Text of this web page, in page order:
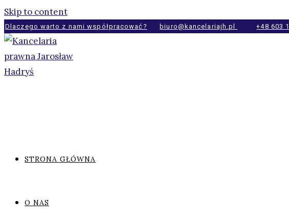
Skip to content
Dlaczego warto z nami współpracować? biuro@kancelariajh.pl +48 603
STRONA GŁÓWNA
O NAS